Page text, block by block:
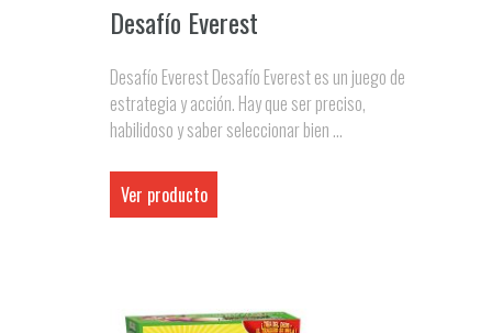
Desafío Everest
Desafío Everest Desafío Everest es un juego de
estrategia y acción. Hay que ser preciso,
habilidoso y saber seleccionar bien ...
Ver producto